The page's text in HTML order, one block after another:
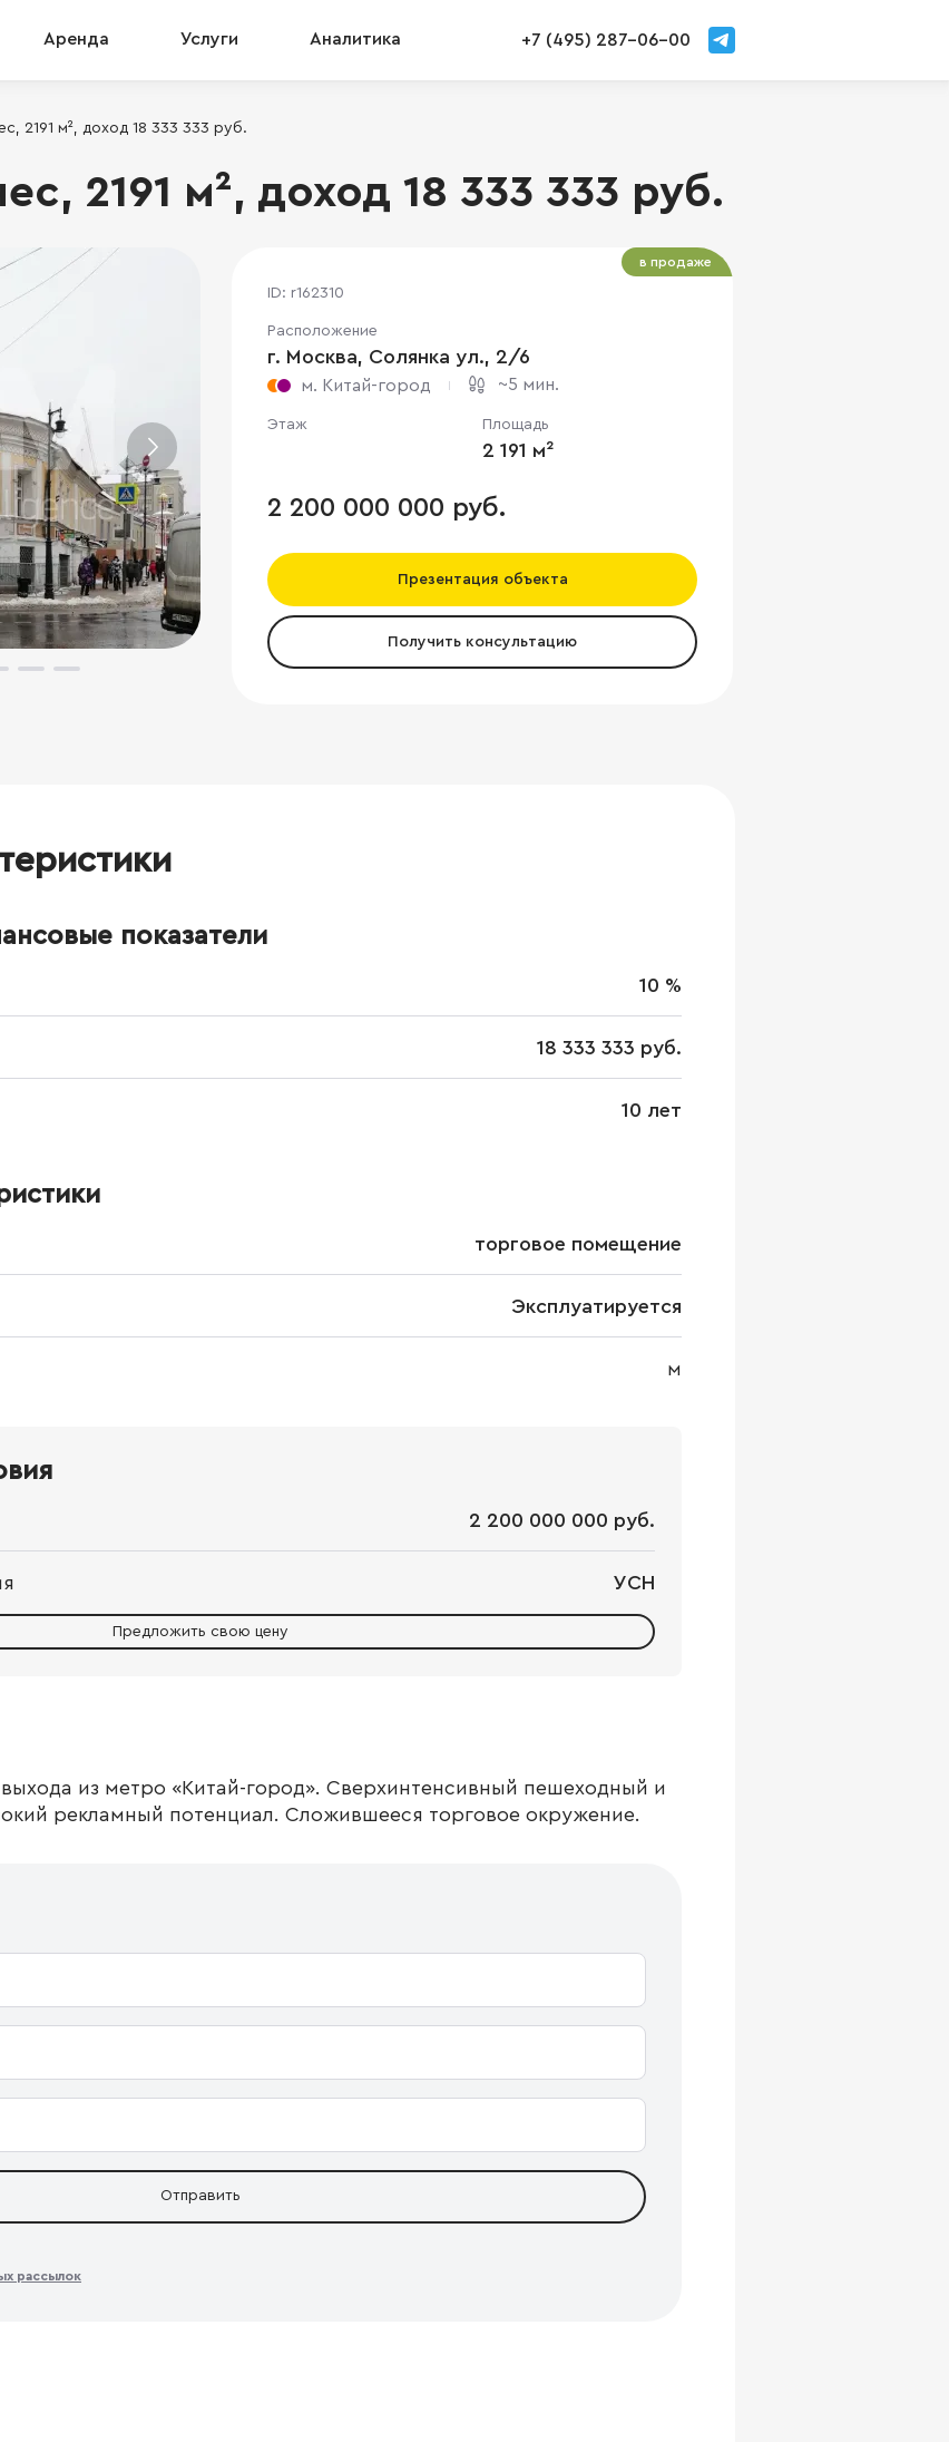
Аренда Услуги Аналитика +7 (495) 287-06-00
2191 м², доход 18 333 333 руб.
2191 м², доход 18 333 333 руб.
ID: r162310
Расположение
г. Москва, Солянка ул., 2/6
м. Китай-город ~5 мин.
Этаж Площадь
2 191 м²
2 200 000 000 руб.
Презентация объекта
Получить консультацию
в продаже
показатели
10 %
18 333 333 руб.
10 лет
торговое помещение
Эксплуатируется
м
2 200 000 000 руб.
УСН
Предложить свою цену
из метро «Китай-город». Сверхинтенсивный пешеходный и
рекламный потенциал. Сложившееся торговое окружение.
Отправить
рассылок